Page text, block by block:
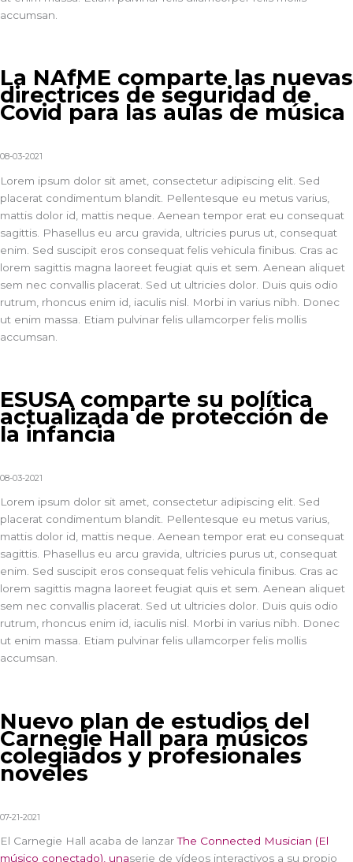
accumsan.
La NAfME comparte las nuevas
directrices de seguridad de
Covid para las aulas de música
08-03-2021
Lorem ipsum dolor sit amet, consectetur adipiscing elit. Sed
placerat condimentum blandit. Pellentesque eu metus varius,
mattis dolor id, mattis neque. Aenean tempor erat eu consequat
sagittis. Phasellus eu arcu gravida, ultricies purus ut, consequat
enim. Sed suscipit eros consequat felis vehicula finibus. Cras ac
lorem sagittis magna laoreet feugiat quis et sem. Aenean aliquet
sem nec convallis placerat. Sed ut ultricies dolor. Duis quis odio
rutrum, rhoncus enim id, iaculis nisl. Morbi in varius nibh. Donec
ut enim massa. Etiam pulvinar felis ullamcorper felis mollis
accumsan.
ESUSA comparte su política
actualizada de protección de
la infancia
08-03-2021
Lorem ipsum dolor sit amet, consectetur adipiscing elit. Sed
placerat condimentum blandit. Pellentesque eu metus varius,
mattis dolor id, mattis neque. Aenean tempor erat eu consequat
sagittis. Phasellus eu arcu gravida, ultricies purus ut, consequat
enim. Sed suscipit eros consequat felis vehicula finibus. Cras ac
lorem sagittis magna laoreet feugiat quis et sem. Aenean aliquet
sem nec convallis placerat. Sed ut ultricies dolor. Duis quis odio
rutrum, rhoncus enim id, iaculis nisl. Morbi in varius nibh. Donec
ut enim massa. Etiam pulvinar felis ullamcorper felis mollis
accumsan.
Nuevo plan de estudios del
Carnegie Hall para músicos
colegiados y profesionales
noveles
07-21-2021
El Carnegie Hall acaba de lanzarThe Connected Musician (El
músico conectado), unaserie de vídeos interactivos a su propio